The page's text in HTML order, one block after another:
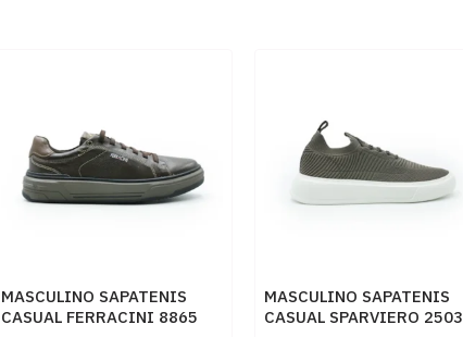
MASCULINO SAPATENIS
CASUAL FERRACINI 8865
MASCULINO SAPATENIS
CASUAL SPARVIERO 2503